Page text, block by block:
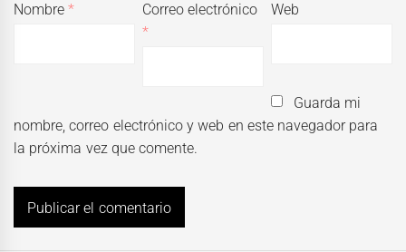
Nombre*
Correo electrónico
*
Web
Guarda mi
nombre, correo electrónico y web en este navegador para
la próxima vez que comente.